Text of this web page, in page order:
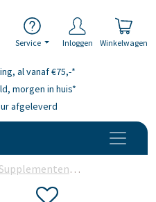
Service Inloggen Winkelwagen
al vanaf €75,-*
morgen in huis*
afgeleverd